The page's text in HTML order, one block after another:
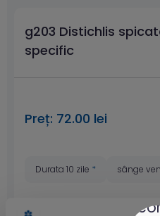
g203 Distichlis
specific
Preț: 72.00 lei
Durata 10 zile * sânge
* Estimare valabilă doar